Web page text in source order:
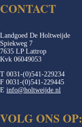
CONTACT
Landgoed De Holtweijde
Spiekweg 7
7635 LP Lattrop
Kvk 06049053
T 0031-(0)541-229234
F 0031-(0)541-229445
E info@holtweijde.nl
VOLG ONS OP: